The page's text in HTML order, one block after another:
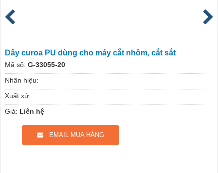
Dây curoa PU dùng cho máy cắt nhôm, cắt sắt
Mã số: G-33055-20
Nhãn hiệu:
Xuất xứ:
Giá: Liên hệ
EMAIL MUA HÀNG